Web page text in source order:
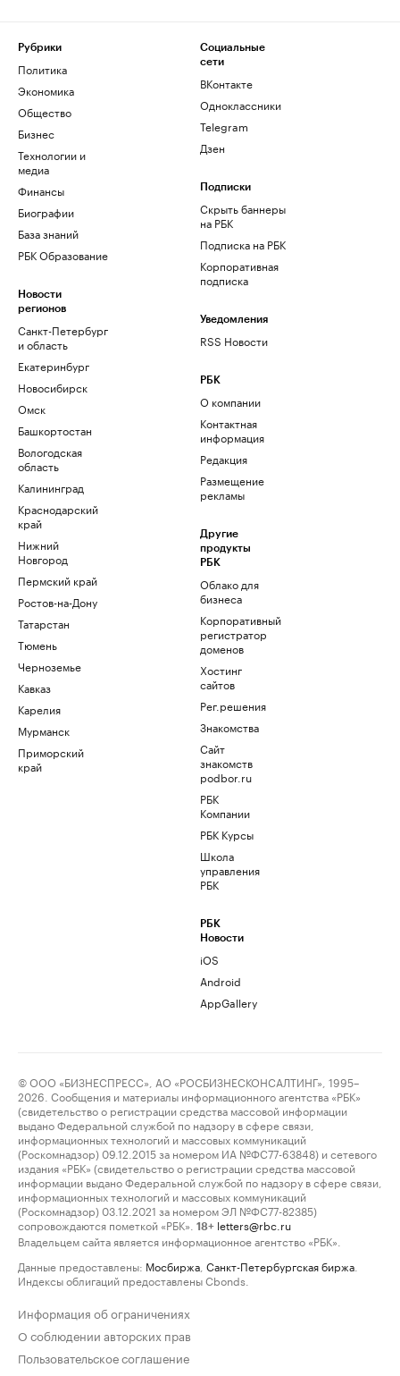
Рубрики
Политика
Экономика
Общество
Бизнес
Технологии и
медиа
Финансы
Биографии
База знаний
РБК Образование
Новости
регионов
Санкт-Петербург
и область
Екатеринбург
Новосибирск
Омск
Башкортостан
Вологодская
область
Калининград
Краснодарский
край
Нижний
Новгород
Пермский край
Ростов-на-Дону
Татарстан
Тюмень
Черноземье
Кавказ
Карелия
Мурманск
Приморский
край
Социальные
сети
ВКонтакте
Одноклассники
Telegram
Дзен
Подписки
Скрыть баннеры
на РБК
Подписка на РБК
Корпоративная
подписка
Уведомления
RSS Новости
РБК
О компании
Контактная
информация
Редакция
Размещение
рекламы
Другие
продукты
РБК
Облако для
бизнеса
Корпоративный
регистратор
доменов
Хостинг
сайтов
Рег.решения
Знакомства
Сайт
знакомств
podbor.ru
РБК
Компании
РБК Курсы
Школа
управления
РБК
РБК
Новости
iOS
Android
AppGallery
© ООО «БИЗНЕСПРЕСС», АО «РОСБИЗНЕСКОНСАЛТИНГ», 1995–
2026. Сообщения и материалы информационного агентства «РБК»
(свидетельство о регистрации средства массовой информации
выдано Федеральной службой по надзору в сфере связи,
информационных технологий и массовых коммуникаций
(Роскомнадзор) 09.12.2015 за номером ИА №ФС77-63848) и сетевого
издания «РБК» (свидетельство о регистрации средства массовой
информации выдано Федеральной службой по надзору в сфере связи,
информационных технологий и массовых коммуникаций
(Роскомнадзор) 03.12.2021 за номером ЭЛ №ФС77-82385)
сопровождаются пометкой «РБК».
18+ letters@rbc.ru
Владельцем сайта является информационное агентство «РБК».
Данные предоставлены: Мосбиржа Санкт-Петербургская биржа
Индексы облигаций предоставлены Cbonds.
Информация об ограничениях
О соблюдении авторских прав
Пользовательское соглашение